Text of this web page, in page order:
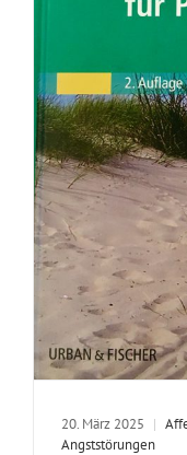
20. März 2025 |
Angststörungen